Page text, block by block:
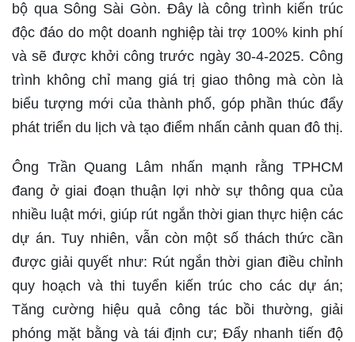
bộ qua Sông Sài Gòn. Đây là công trình kiến trúc
độc đáo do một doanh nghiệp tài trợ 100% kinh phí
và sẽ được khởi công trước ngày 30-4-2025. Công
trình không chỉ mang giá trị giao thông mà còn là
biểu tượng mới của thành phố, góp phần thúc đẩy
phát triển du lịch và tạo điểm nhấn cảnh quan đô thị.
Ông Trần Quang Lâm nhấn mạnh rằng TPHCM
đang ở giai đoạn thuận lợi nhờ sự thông qua của
nhiều luật mới, giúp rút ngắn thời gian thực hiện các
dự án. Tuy nhiên, vẫn còn một số thách thức cần
được giải quyết như: Rút ngắn thời gian điều chỉnh
quy hoạch và thi tuyển kiến trúc cho các dự án;
Tăng cường hiệu quả công tác bồi thường, giải
phóng mặt bằng và tái định cư; Đẩy nhanh tiến độ